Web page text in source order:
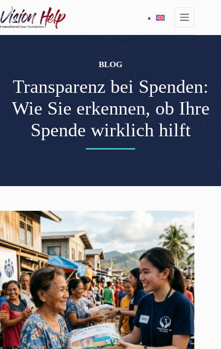
Inhalt
springen
BLOG
Transparenz bei Spenden:
Wie Sie erkennen, ob Ihre
Spende wirklich hilft